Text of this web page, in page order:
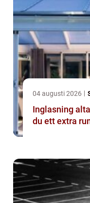
04 augusti 2026
Inglasning altan i
du ett extra